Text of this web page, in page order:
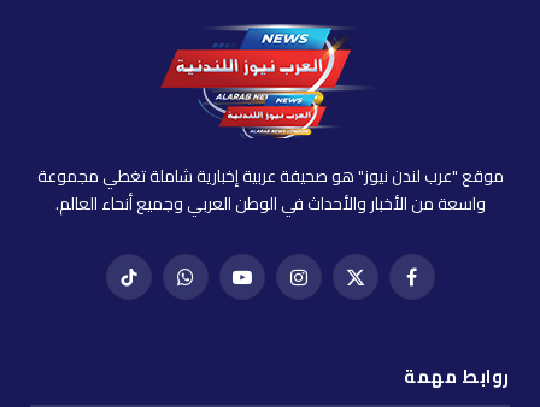
موقع "عرب لندن نيوز" هو صحيفة عربية إخبارية شاملة تغطي مجموعة
واسعة من الأخبار والأحداث في الوطن العربي وجميع أنحاء العالم.
فيسبوكX
إنستغراميوتيوب واتساب تيك
روابط مهمة